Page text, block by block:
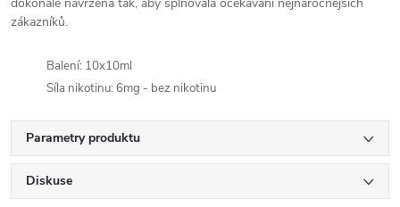
zákazníků.
Balení: 10x10ml
Síla nikotinu: 6mg - bez nikotinu
Parametry produktu
Diskuse